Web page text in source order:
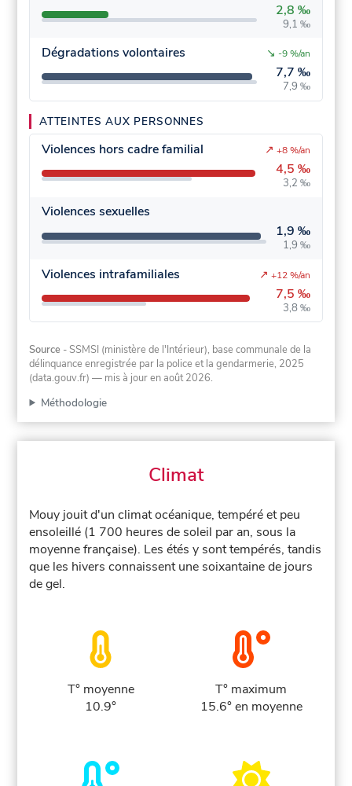
2,8 ‰
9,1 ‰
Dégradations volontaires
7,7 ‰
7,9 ‰
↘ -9 %/an
ATTEINTES AUX PERSONNES
Violences hors cadre familial
4,5 ‰
3,2 ‰
↗ +8 %/an
Violences sexuelles
1,9 ‰
1,9 ‰
Violences intrafamiliales
7,5 ‰
3,8 ‰
↗ +12 %/an
Source - SSMSI (ministère de l'Intérieur), base communale de la
délinquance enregistrée par la police et la gendarmerie, 2025
(data.gouv.fr) — mis à jour en août 2026.
Méthodologie
Climat
Mouy jouit d'un climat océanique, tempéré et peu
ensoleillé (1 700 heures de soleil par an, sous la
moyenne française). Les étés y sont tempérés, tandis
que les hivers connaissent une soixantaine de jours
de gel.
T° moyenne
10.9°
T° maximum
15.6° en moyenne